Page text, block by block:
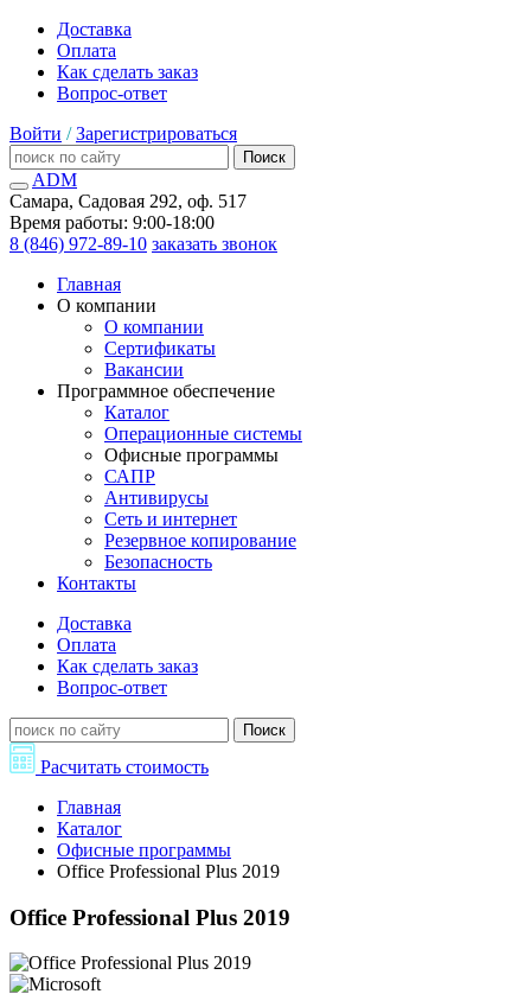
Доставка
Оплата
Как сделать заказ
Вопрос-ответ
Войти / Зарегистрироваться
Поиск
ADM
Самара, Садовая 292, оф. 517
Время работы: 9:00-18:00
8 (846) 972-89-10 заказать звонок
Главная
О компании
О компании
Сертификаты
Вакансии
Программное обеспечение
Каталог
Операционные системы
Офисные программы
САПР
Антивирусы
Сеть и интернет
Резервное копирование
Безопасность
Контакты
Доставка
Оплата
Как сделать заказ
Вопрос-ответ
Поиск
Расчитать стоимость
Главная
Каталог
Офисные программы
Office Professional Plus 2019
Office Professional Plus 2019